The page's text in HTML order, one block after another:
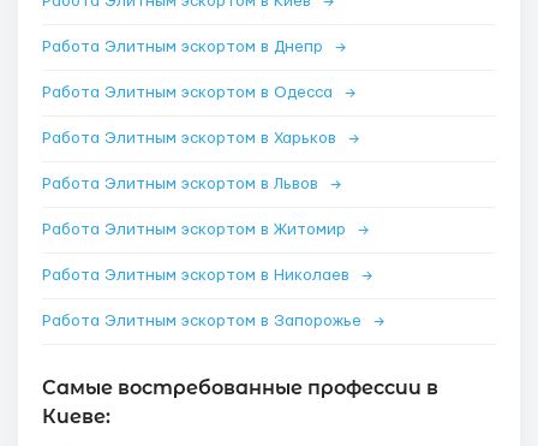
Работа Элитным эскортом в Днепр →
Работа Элитным эскортом в Одесса →
Работа Элитным эскортом в Харьков →
Работа Элитным эскортом в Львов →
Работа Элитным эскортом в Житомир →
Работа Элитным эскортом в Николаев →
Работа Элитным эскортом в Запорожье →
Самые востребованные профессии в
Киеве: